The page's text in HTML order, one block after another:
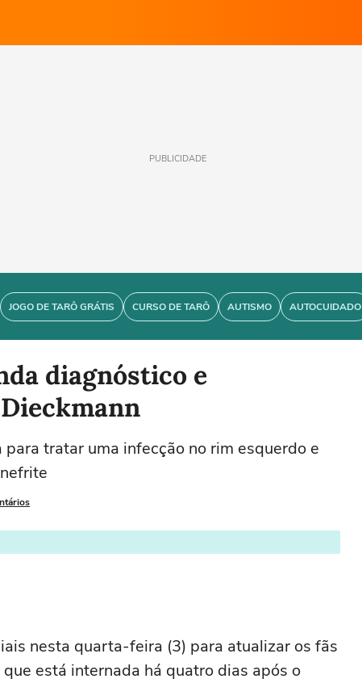
PUBLICIDADE
JOGO DE TARÔ GRÁTIS CURSO DE TARÔ AUTISMO AUTOCUIDADO
diagnóstico e
tratar uma infecção no rim esquerdo e
nesta quarta-feira (3) para atualizar os fãs
está internada há quatro dias após o